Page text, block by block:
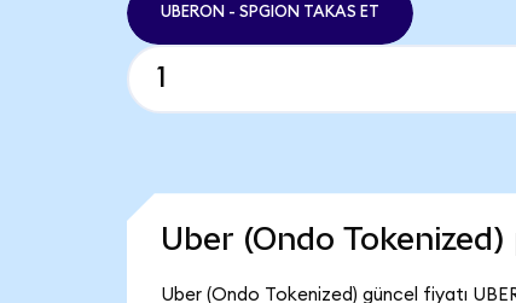
UBERON - SPGION TAKAS ET
Uber (Ondo
Uber (Ondo Tokenized) güncel fiyatı